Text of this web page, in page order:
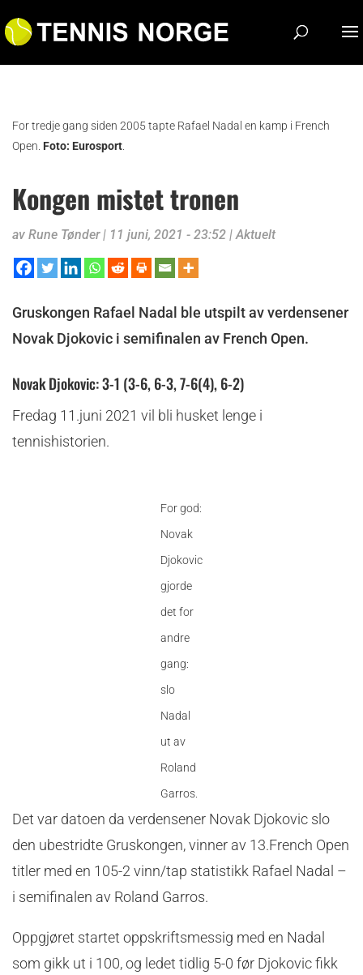
For tredje gang siden 2005 tapte Rafael Nadal en kamp i French
Open. Foto: Eurosport
Kongen mistet tronen
av Rune Tønder| 11 juni, 2021 - 23:52 |Aktuelt
Gruskongen Rafael Nadal ble utspilt av verdensener
Novak Djokovic i semifinalen av French Open.
Novak Djokovic: 3-1 (3-6, 6-3, 7-6(4), 6-2)
Fredag 11.juni 2021 vil bli husket lenge i
tennishistorien.
For god:
Novak
Djokovic
gjorde
det for
andre
gang:
slo
Nadal
ut av
Roland
Garros.
Det var datoen da verdensener Novak Djokovic slo
den ubestridte Gruskongen, vinner av 13.French Open
titler med en 105-2 vinn/tap statistikk Rafael Nadal –
i semifinalen av Roland Garros.
Oppgjøret startet oppskriftsmessig med en Nadal
som gikk ut i 100, og ledet tidlig 5-0 før Djokovic fikk